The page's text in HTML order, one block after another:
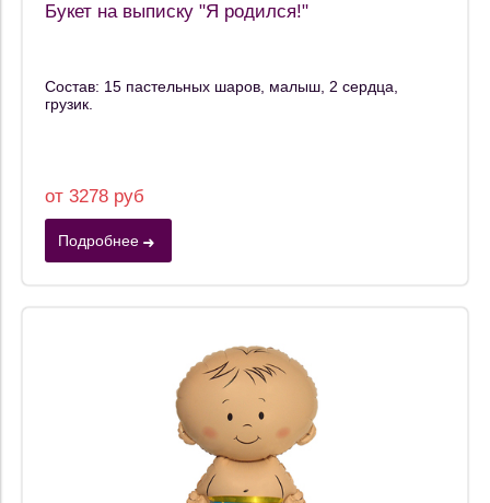
Букет на выписку "Я родился!"
Состав: 15 пастельных шаров, малыш, 2 сердца,
грузик.
от 3278 руб
Подробнее